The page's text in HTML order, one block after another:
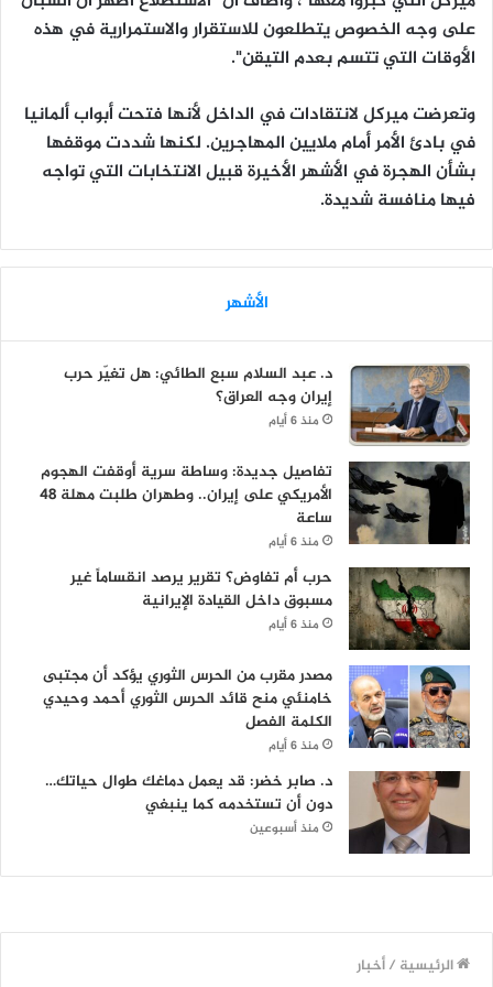
على وجه الخصوص يتطلعون للاستقرار والاستمرارية في هذه
الأوقات التي تتسم بعدم التيقن".
وتعرضت ميركل لانتقادات في الداخل لأنها فتحت أبواب ألمانيا
في بادئ الأمر أمام ملايين المهاجرين. لكنها شددت موقفها
بشأن الهجرة في الأشهر الأخيرة قبيل الانتخابات التي تواجه
فيها منافسة شديدة.
الأشهر
د. عبد السلام سبع الطائي: هل تغيّر حرب
إيران وجه العراق؟
منذ 6 أيام
تفاصيل جديدة: وساطة سرية أوقفت الهجوم
الأمريكي على إيران.. وطهران طلبت مهلة 48
ساعة
منذ 6 أيام
حرب أم تفاوض؟ تقرير يرصد انقساماً غير
مسبوق داخل القيادة الإيرانية
منذ 6 أيام
مصدر مقرب من الحرس الثوري يؤكد أن مجتبى
خامنئي منح قائد الحرس الثوري أحمد وحيدي
الكلمة الفصل
منذ 6 أيام
د. صابر خضر: قد يعمل دماغك طوال حياتك…
دون أن تستخدمه كما ينبغي
منذ أسبوعين